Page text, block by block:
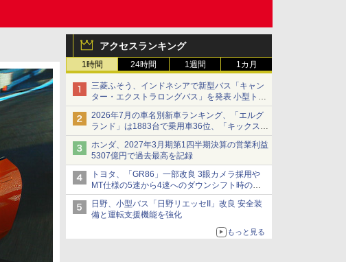
アクセスランキング
1時間 24時間 1週間 1カ月
三菱ふそう、インドネシアで新型バス「キャン
ター・エクストラロングバス」を発表 小型トラ
ックベースの観光・旅客輸送向けバス
2026年7月の車名別新車ランキング、「エルグ
ランド」は1883台で乗用車36位、「キックス」
は2591台で27位に
ホンダ、2027年3月期第1四半期決算の営業利益
5307億円で過去最高を記録
トヨタ、「GR86」一部改良 3眼カメラ採用や
MT仕様の5速から4速へのダウンシフト時の操
作性向上など
日野、小型バス「日野リエッセII」改良 安全装
備と運転支援機能を強化
もっと見る